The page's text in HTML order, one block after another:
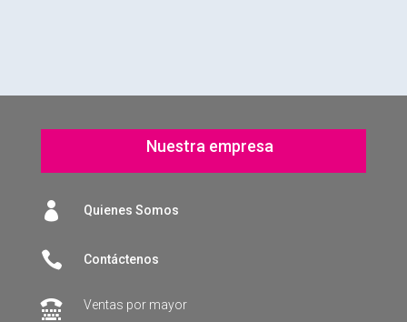
Nuestra empresa
 Quienes Somos
 Contáctenos

Ventas por mayor